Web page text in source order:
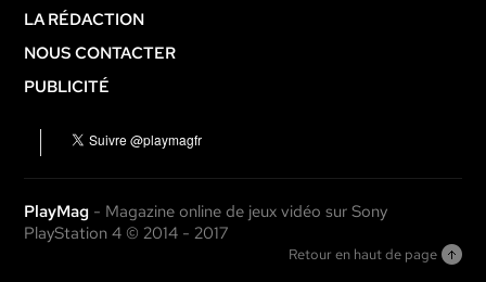
LA RÉDACTION
NOUS CONTACTER
PUBLICITÉ
PlayMag - Magazine online de jeux vidéo sur Sony
PlayStation 4 © 2014 - 2017
Retour en haut de page